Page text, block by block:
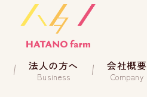
法人の方へ
Business
会社概要
Company